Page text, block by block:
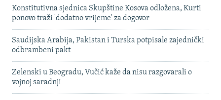
Konstitutivna sjednica Skupštine Kosova odložena, Kurti
ponovo traži 'dodatno vrijeme' za dogovor
Saudijska Arabija, Pakistan i Turska potpisale zajednički
odbrambeni pakt
Zelenski u Beogradu, Vučić kaže da nisu razgovarali o
vojnoj saradnji